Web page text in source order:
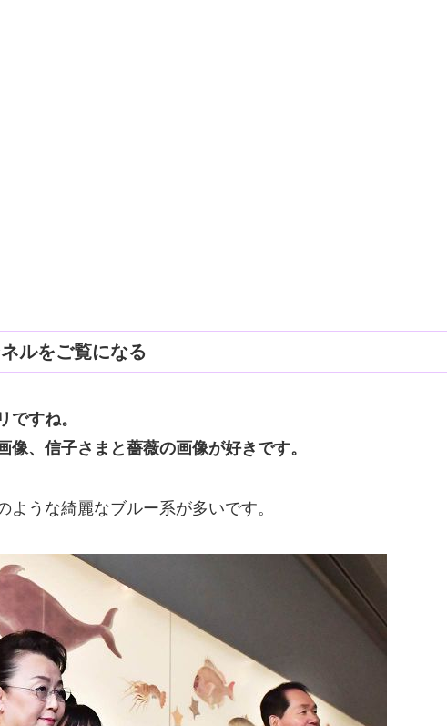
ルをご覧になる
ですね。
、信子さまと薔薇の画像が好きです。
うな綺麗なブルー系が多いです。